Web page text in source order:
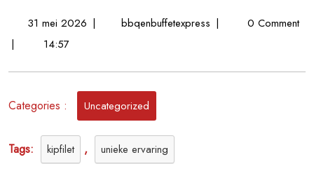
31 mei 202631| bbqenbuffetexpressBBQ
met
|
0 Comment
|
14:57
Categories : Uncategorized
Tags: kipfilet , unieke ervaring